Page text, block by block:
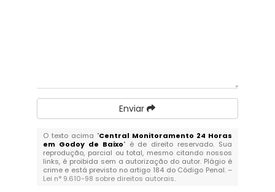
Enviar
O texto acima "Central Monitoramento 24 Horas
em Godoy de Baixo" é de direito reservado. Sua
reprodução, parcial ou total, mesmo citando nossos
links, é proibida sem a autorização do autor. Plágio é
crime e está previsto no artigo 184 do Código Penal. –
Lei n° 9.610-98 sobre direitos autorais.